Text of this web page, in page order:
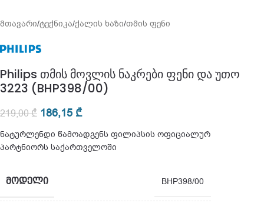
მთავარი/ტექნიკა/ქალის ხაზი/თმის ფენი
Philips თმის მოვლის ნაკრები ფენი და უთო
3223 (BHP398/00)
219,00₾ 186,15 ₾
ნატურლენდი წამოადგენს ფილიპსის ოფიციალურ
პარტნიორს საქართველოში
ᲛᲝᲓᲔᲚᲘ BHP398/00